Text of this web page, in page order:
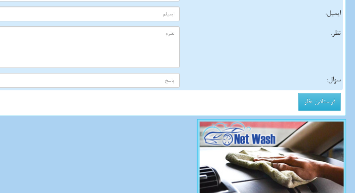
ایمیل:
نظر:
سوال: